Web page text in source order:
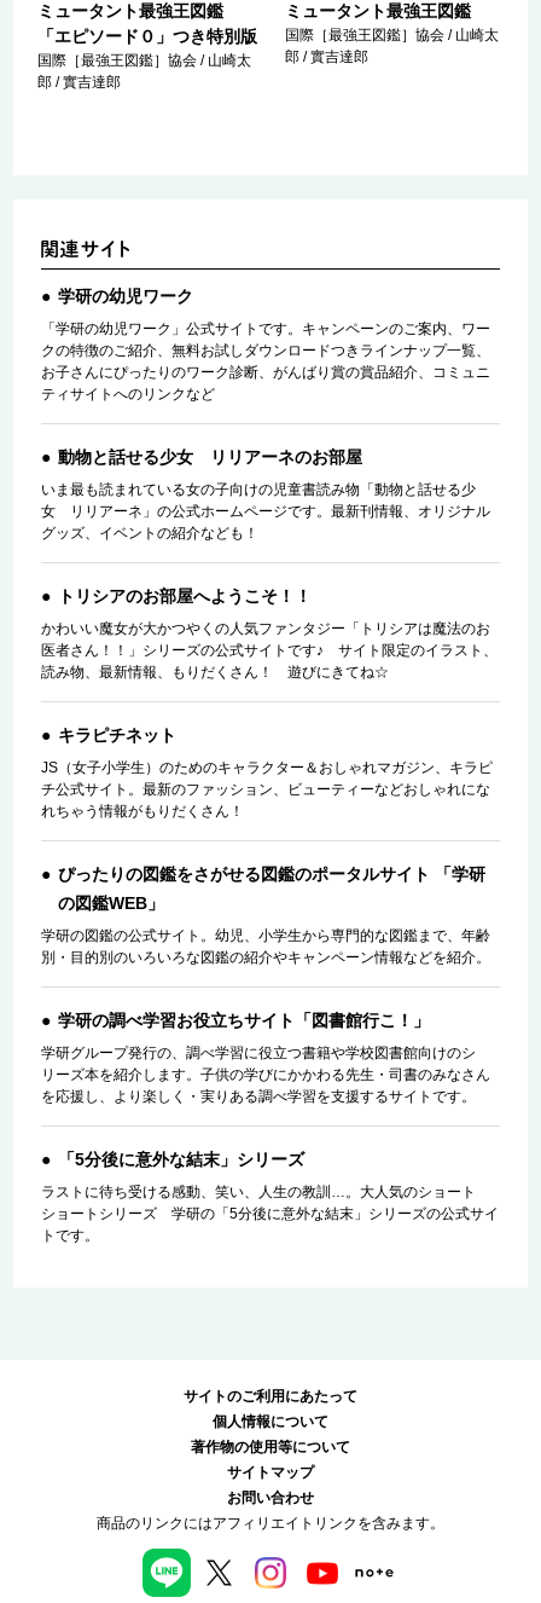
ミュータント最強王図鑑
「エピソード０」つき特別版
国際［最強王図鑑］協会 / 山崎太
郎 / 實吉達郎
ミュータント最強王図鑑
国際［最強王図鑑］協会 / 山崎太
郎 / 實吉達郎
学研の幼児ワーク
「学研の幼児ワーク」公式サイトです。キャンペーンのご案内、ワー
クの特徴のご紹介、無料お試しダウンロードつきラインナップ一覧、
お子さんにぴったりのワーク診断、がんばり賞の賞品紹介、コミュニ
ティサイトへのリンクなど
動物と話せる少女 リリアーネのお部屋
いま最も読まれている女の子向けの児童書読み物「動物と話せる少
女 リリアーネ」の公式ホームページです。最新刊情報、オリジナル
グッズ、イベントの紹介なども！
トリシアのお部屋へようこそ！！
かわいい魔女が大かつやくの人気ファンタジー「トリシアは魔法のお
医者さん！！」シリーズの公式サイトです♪ サイト限定のイラスト、
読み物、最新情報、もりだくさん！ 遊びにきてね☆
キラピチネット
JS（女子小学生）のためのキャラクター＆おしゃれマガジン、キラピ
チ公式サイト。最新のファッション、ビューティーなどおしゃれにな
れちゃう情報がもりだくさん！
ぴったりの図鑑をさがせる図鑑のポータルサイト 「学研
の図鑑WEB」
学研の図鑑の公式サイト。幼児、小学生から専門的な図鑑まで、年齢
別・目的別のいろいろな図鑑の紹介やキャンペーン情報などを紹介。
学研の調べ学習お役立ちサイト「図書館行こ！」
学研グループ発行の、調べ学習に役立つ書籍や学校図書館向けのシ
リーズ本を紹介します。子供の学びにかかわる先生・司書のみなさん
を応援し、より楽しく・実りある調べ学習を支援するサイトです。
「5分後に意外な結末」シリーズ
ラストに待ち受ける感動、笑い、人生の教訓…。大人気のショート
ショートシリーズ 学研の「5分後に意外な結末」シリーズの公式サイ
トです。
サイトのご利用にあたって
個人情報について
著作物の使用等について
サイトマップ
お問い合わせ
商品のリンクにはアフィリエイトリンクを含みます。